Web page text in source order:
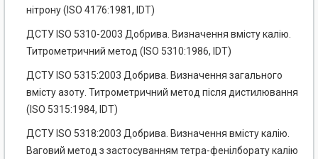
нітрону (ISO 4176:1981, IDT)
ДСТУ ISO 5310-2003 Добрива. Визначення вмісту калію.
Титрометричний метод (ISO 5310:1986, IDT)
ДСТУ ISO 5315:2003 Добрива. Визначення загального
вмісту азоту. Титрометричний метод після дистилювання
(ISO 5315:1984, IDT)
ДСТУ ISO 5318:2003 Добрива. Визначення вмісту калію.
Ваговий метод з застосуванням тетра-фенілборату калію